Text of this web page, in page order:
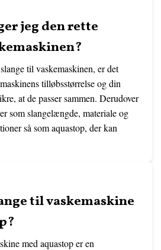
jeg den rette
til vaskemaskinen, er det
tilløbsstørrelse og din
at de passer sammen. Derudover
som slangelængde, materiale og
så som aquastop, der kan
til vaskemaskine
med aquastop er en